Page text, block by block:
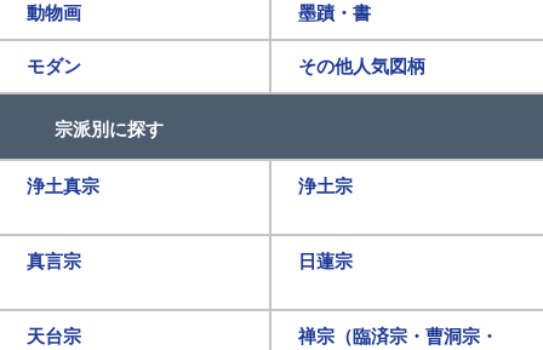
動物画 墨蹟・書
モダン その他人気図柄
宗派別に探す
浄土真宗 浄土宗
真言宗 日蓮宗
天台宗
禅宗（臨済宗・曹洞宗・